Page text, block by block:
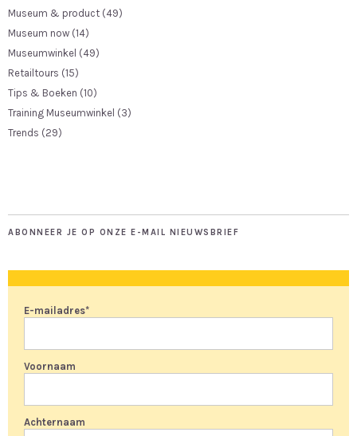
Museum & product (49)
Museum now (14)
Museumwinkel (49)
Retailtours (15)
Tips & Boeken (10)
Training Museumwinkel (3)
Trends (29)
ABONNEER JE OP ONZE E-MAIL NIEUWSBRIEF
E-mailadres*
Voornaam
Achternaam